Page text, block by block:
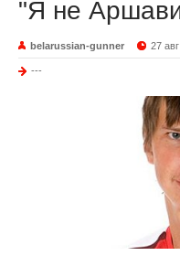
"Я не
belarussian-gunner 27
---